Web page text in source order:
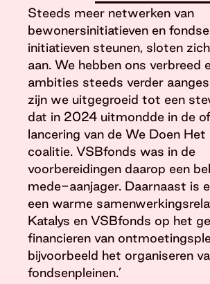
Steeds meer netwerken van
bewonersinitiatieven en
initiatieven steunen, sloten
aan. We hebben ons verbreed
ambities steeds verder
zijn we uitgegroeid tot een
dat in 2024 uitmondde in de
lancering van de We Doen
coalitie. VSBfonds was in de
voorbereidingen daarop een
mede-aanjager. Daarnaast is
een warme
Katalys en VSBfonds op het
financieren van
bijvoorbeeld het organiseren
fondsenpleinen.’